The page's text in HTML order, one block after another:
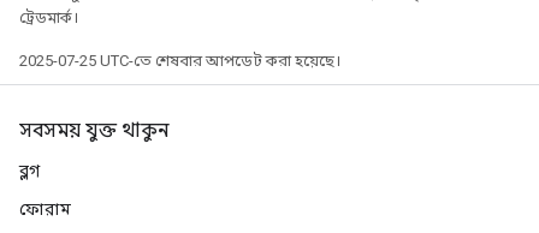
ট্রেডমার্ক।
2025-07-25 UTC-তে শেষবার আপডেট করা হয়েছে।
সবসময় যুক্ত থাকুন
ব্লগ
ফোরাম